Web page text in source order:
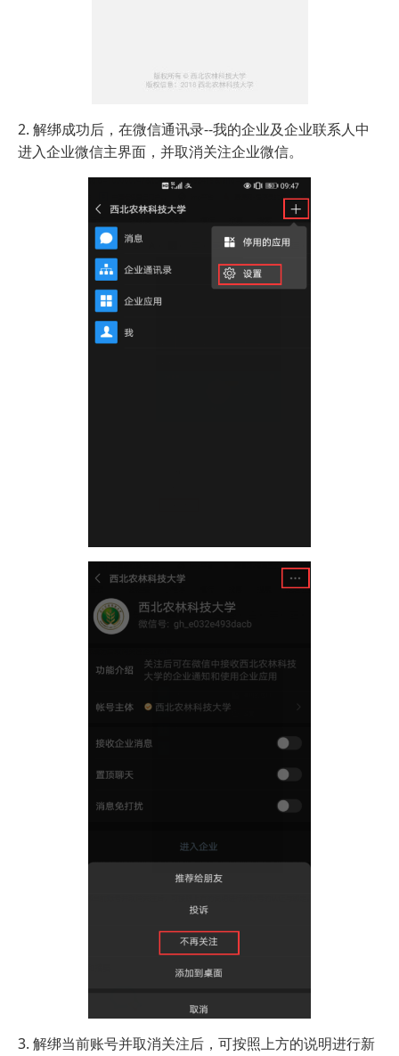
2. 解绑成功后，在微信通讯录--我的企业及企业联系人中
进入企业微信主界面，并取消关注企业微信。
3. 解绑当前账号并取消关注后，可按照上方的说明进行新